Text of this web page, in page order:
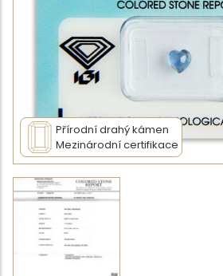
Přírodní drahý kámen
Mezinárodní certifikace